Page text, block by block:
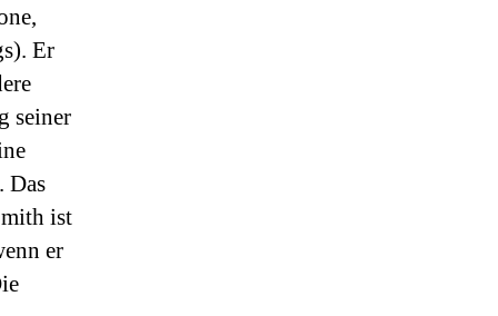
Er
seiner
Das
ist
er